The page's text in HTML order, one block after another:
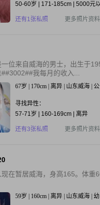
50-60岁 | 171-185cm | 5000元
还有1张私照 更多照片资料
位来自威海的男士，出生于
我每月的收入...
67岁 | 170cm | 离异 | 山东威海 |
寻找异性：
57-71岁 | 160-169cm | 离异
还有3张私照 更多照片资料
在暂居威海，身高165。体
59岁 | 160cm | 离异 | 山东威海 |